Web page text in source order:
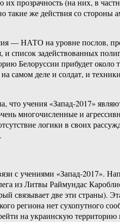
их прозрачность (на них, в
же действия со
— НАТО на уровне послов,
список задействованных
Белоруссии прибудет
самом деле и солдат, и
что учения «Запад-2017»
многочисленные и
логики в своих
с учениями «Запад-2017».
из Литвы Раймундас
связывает две эти страны).
региона нет сухопутного
на украинскую